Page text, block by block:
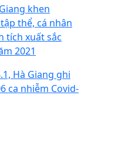
khen
thể, cá nhân
tích xuất sắc
2021
Hà Giang ghi
ca nhiễm Covid-